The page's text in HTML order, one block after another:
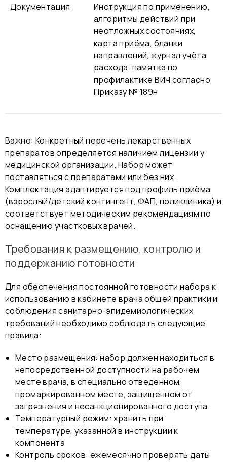
Документация
Инструкция по применению,
алгоритмы действий при
неотложных состояниях,
карта приёма, бланки
направлений, журнал учёта
расхода, памятка по
профилактике ВИЧ согласно
Приказу № 189н
Важно: Конкретный перечень лекарственных
препаратов определяется наличием лицензии у
медицинской организации. Набор может
поставляться с препаратами или без них.
Комплектация адаптируется под профиль приёма
(взрослый/детский контингент, ФАП, поликлиника) и
соответствует методическим рекомендациям по
оснащению участковых врачей.
Требования к размещению, контролю и
поддержанию готовности
Для обеспечения постоянной готовности набора к
использованию в кабинете врача общей практики и
соблюдения санитарно-эпидемиологических
требований необходимо соблюдать следующие
правила:
Место размещения: набор должен находиться в
непосредственной доступности на рабочем
месте врача, в специально отведенном,
промаркированном месте, защищенном от
загрязнения и несанкционированного доступа.
Температурный режим: хранить при
температуре, указанной в инструкции к
компонента
Контроль сроков: ежемесячно проверять даты